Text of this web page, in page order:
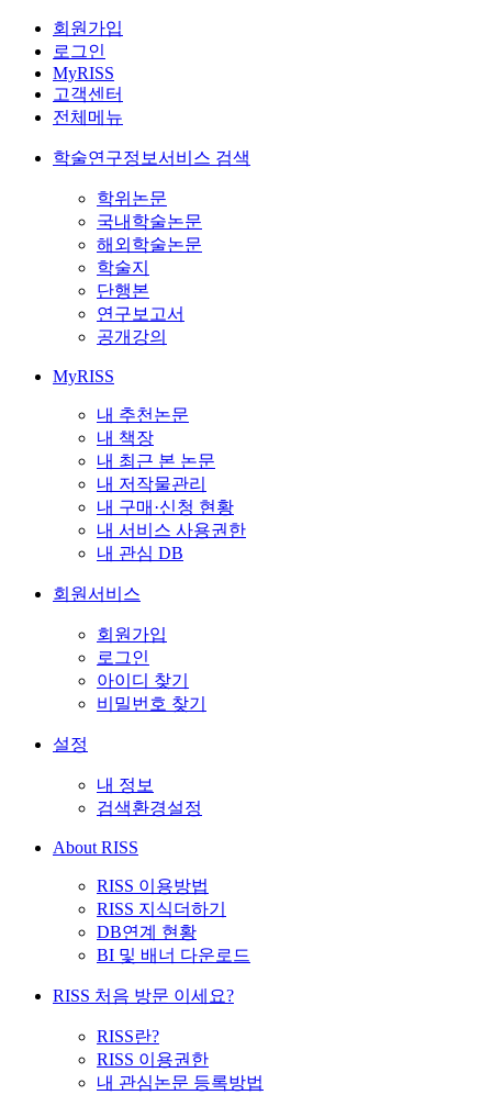
회원가입
로그인
MyRISS
고객센터
전체메뉴
학술연구정보서비스 검색
학위논문
국내학술논문
해외학술논문
학술지
단행본
연구보고서
공개강의
MyRISS
내 추천논문
내 책장
내 최근 본 논문
내 저작물관리
내 구매·신청 현황
내 서비스 사용권한
내 관심 DB
회원서비스
회원가입
로그인
아이디 찾기
비밀번호 찾기
설정
내 정보
검색환경설정
About RISS
RISS 이용방법
RISS 지식더하기
DB연계 현황
BI 및 배너 다운로드
RISS 처음 방문 이세요?
RISS란?
RISS 이용권한
내 관심논문 등록방법